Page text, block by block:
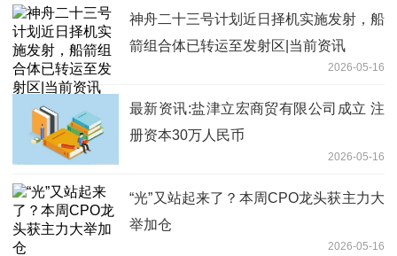
神舟二十三号计划近日择机实施发射，船
箭组合体已转运至发射区|当前资讯
2026-05-16
最新资讯:盐津立宏商贸有限公司成立 注
册资本30万人民币
2026-05-16
“光”又站起来了？本周CPO龙头获主力大
举加仓
2026-05-16